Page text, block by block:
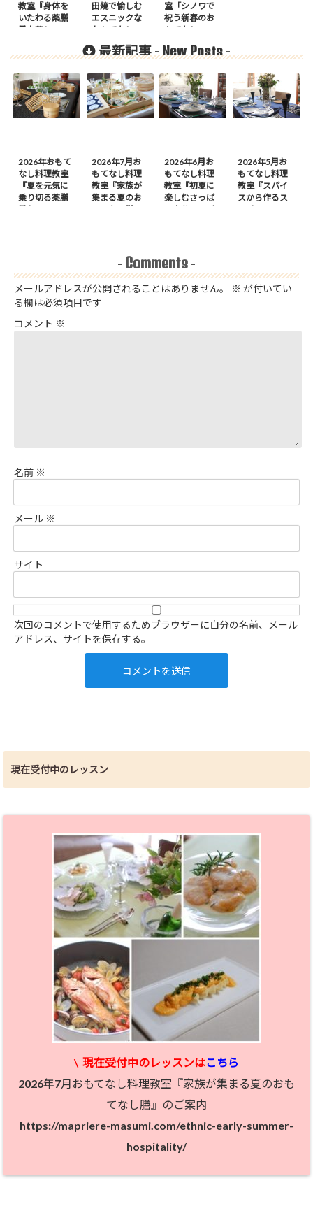
教室『身体を
いたわる薬膳
風中華レッス
田焼で愉しむ
エスニックな
おもてなし』
ご案内
室「シノワで
祝う新春のお
もてなし」
最新記事 -New Posts-
2026年おもて
なし料理教室
『夏を元気に
乗り切る薬膳
風おつまみ
2026年7月お
もてなし料理
教室『家族が
集まる夏のお
もてなし膳』
2026年6月お
もてなし料理
教室『初夏に
楽しむさっぱ
り中華』のが
2026年5月お
もてなし料理
教室『スパイ
スから作るス
ープカレーの
- Comments -
メールアドレスが公開されることはありません。 ※ が付いてい
る欄は必須項目です
コメント ※
名前 ※
メール ※
サイト
次回のコメントで使用するためブラウザーに自分の名前、メール
アドレス、サイトを保存する。
現在受付中のレッスン
\ 現在受付中のレッスンはこちら
2026年7月おもてなし料理教室『家族が集まる夏のおも
てなし膳』のご案内
https://mapriere-masumi.com/ethnic-early-summer-
hospitality/